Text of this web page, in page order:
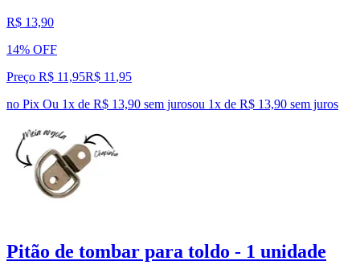
R$ 13,90
14% OFF
Preço R$ 11,95R$ 11 ,95
no Pix Ou 1x de R$ 13,90 sem jurosou 1x de R$ 13,90 sem juros
Pitão de tombar para toldo - 1 unidade